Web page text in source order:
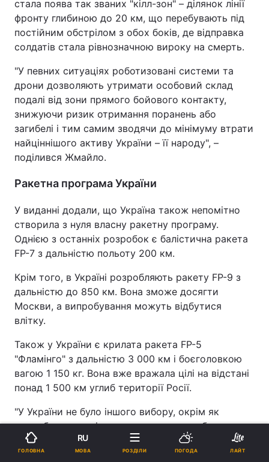
стала поява так званих "кілл-зон" – ділянок лінії
фронту глибиною до 20 км, що перебувають під
постійним обстрілом з обох боків, де відправка
солдатів стала рівнозначною вироку на смерть.
"У певних ситуаціях роботизовані системи та
дрони дозволяють утримати особовий склад
подалі від зони прямого бойового контакту,
знижуючи ризик отримання поранень або
загибелі і тим самим зводячи до мінімуму втрати
найціннішого активу України – її народу", –
поділився Жмайло.
Ракетна програма України
У виданні додали, що Україна також непомітно
створила з нуля власну ракетну програму.
Однією з останніх розробок є балістична ракета
FP-7 з дальністю польоту 200 км.
Крім того, в Україні розробляють ракету FP-9 з
дальністю до 850 км. Вона зможе досягти
Москви, а випробування можуть відбутися
влітку.
Також у України є крилата ракета FP-5
"Фламінго" з дальністю 3 000 км і боєголовкою
вагою 1 150 кг. Вона вже вражала цілі на відстані
понад 1 500 км углиб території Росії.
"У України не було іншого вибору, окрім як
розробити власні альтернативи, як ми бачили на
прикладі ударів по глибині території Росії з
використанням технологій, розроблених в
ГОЛОВНА
RU
МОВА РОЗДІЛИ ПОГОДА ЛАЙТ